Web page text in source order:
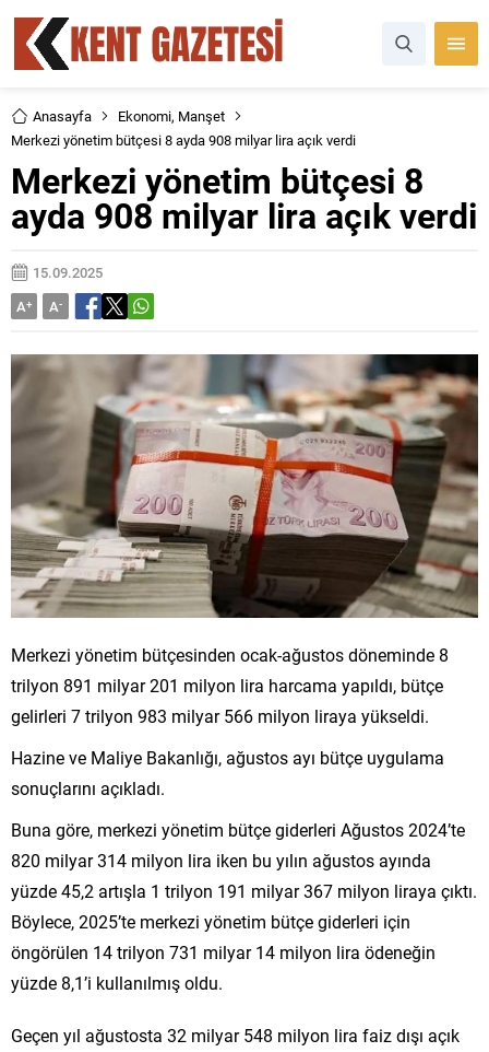
Anasayfa Ekonomi, Manşet
Merkezi yönetim bütçesi 8 ayda 908 milyar lira açık verdi
Merkezi yönetim bütçesi 8
ayda 908 milyar lira açık verdi
15.09.2025
A+ A-
Merkezi yönetim bütçesinden ocak-ağustos döneminde 8
trilyon 891 milyar 201 milyon lira harcama yapıldı, bütçe
gelirleri 7 trilyon 983 milyar 566 milyon liraya yükseldi.
Hazine ve Maliye Bakanlığı, ağustos ayı bütçe uygulama
sonuçlarını açıkladı.
Buna göre, merkezi yönetim bütçe giderleri Ağustos 2024’te
820 milyar 314 milyon lira iken bu yılın ağustos ayında
yüzde 45,2 artışla 1 trilyon 191 milyar 367 milyon liraya çıktı.
Böylece, 2025’te merkezi yönetim bütçe giderleri için
öngörülen 14 trilyon 731 milyar 14 milyon lira ödeneğin
yüzde 8,1’i kullanılmış oldu.
Geçen yıl ağustosta 32 milyar 548 milyon lira faiz dışı açık